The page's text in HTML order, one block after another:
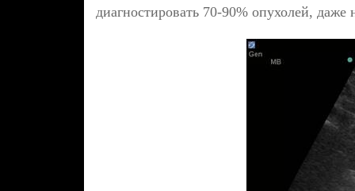
диагностировать 70-90% опухолей, даже